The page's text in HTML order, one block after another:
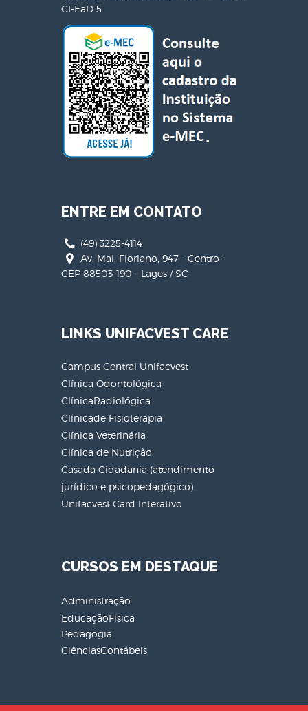
CI-EaD 5
ENTRE EM CONTATO
(49) 3225-4114
Av. Mal. Floriano, 947 - Centro -
CEP 88503-190 - Lages / SC
LINKS UNIFACVEST CARE
Campus Central Unifacvest
Clínica Odontológica
ClínicaRadiológica
Clínicade Fisioterapia
Clínica Veterinária
Clínica de Nutrição
Casada Cidadania (atendimento
jurídico e psicopedagógico)
Unifacvest Card Interativo
CURSOS EM DESTAQUE
Administração
EducaçãoFísica
Pedagogia
CiênciasContábeis